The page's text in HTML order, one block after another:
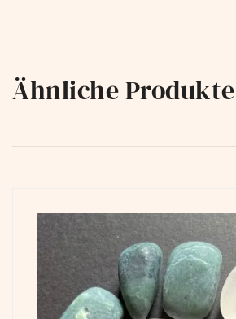
Ähnliche Produkte